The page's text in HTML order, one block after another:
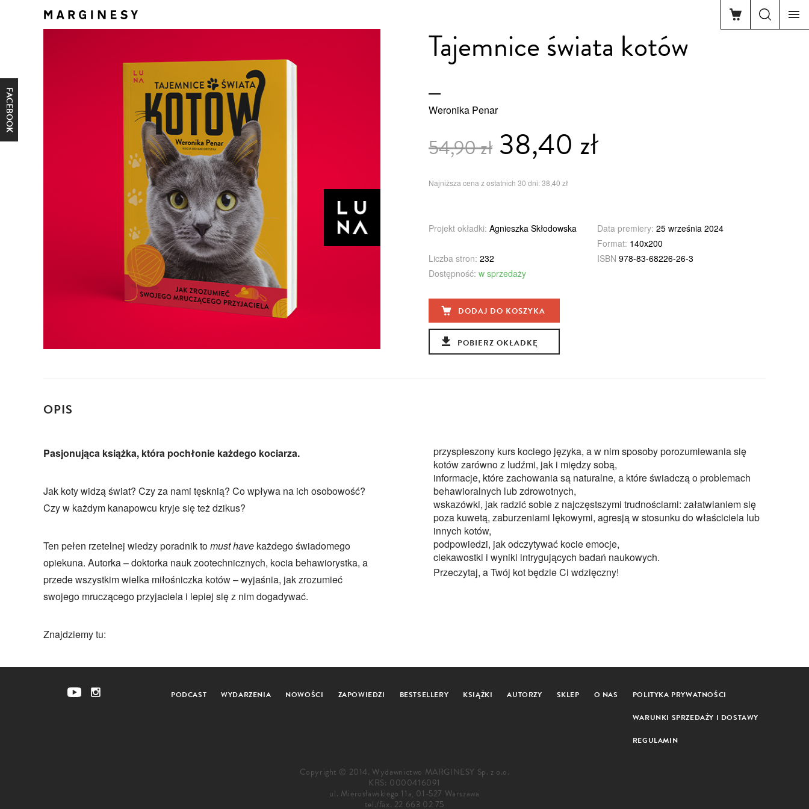
FACEBOOK
Tajemnice świata kotów
Weronika Penar
54,90 zł38,40 zł
Najniższa cena z ostatnich 30 dni: 38,40 zł
Projekt okładki: Agnieszka Skłodowska Data premiery: 25 września 2024
Format: 140x200
Liczba stron: 232 ISBN 978-83-68226-26-3
Dostępność: w sprzedaży
DODAJ DO KOSZYKA
POBIERZ OKŁADKĘ
OPIS
Pasjonująca książka, która pochłonie każdego kociarza.
Jak koty widzą świat? Czy za nami tęsknią? Co wpływa na ich osobowość?
Czy w każdym kanapowcu kryje się też dzikus?
Ten pełen rzetelnej wiedzy poradnik tomust have każdego świadomego
opiekuna. Autorka – doktorka nauk zootechnicznych, kocia behawiorystka, a
przede wszystkim wielka miłośniczka kotów – wyjaśnia, jak zrozumieć
swojego mruczącego przyjaciela i lepiej się z nim dogadywać.
Znajdziemy tu:
przyspieszony kurs kociego języka, a w nim sposoby porozumiewania się
kotów zarówno z ludźmi, jak i między sobą,
informacje, które zachowania są naturalne, a które świadczą o problemach
behawioralnych lub zdrowotnych,
wskazówki, jak radzić sobie z najczęstszymi trudnościami: załatwianiem się
poza kuwetą, zaburzeniami lękowymi, agresją w stosunku do właściciela lub
innych kotów,
podpowiedzi, jak odczytywać kocie emocje,
ciekawostki i wyniki intrygujących badań naukowych.
Przeczytaj, a Twój kot będzie Ci wdzięczny!
PODCAST WYDARZENIA NOWOŚCI ZAPOWIEDZI BESTSELLERY KSIĄŻKI AUTORZY SKLEP O NAS POLITYKA PRYWATNOŚCI
WARUNKI SPRZEDAŻY I DOSTAWY
REGULAMIN
Copyright © 2014. Wydawnictwo MARGINESY Sp. z o.o.
KRS: 0000416091
ul. Mierosławskiego 11a, 01-527 Warszawa
tel./fax. 22 663 02 75